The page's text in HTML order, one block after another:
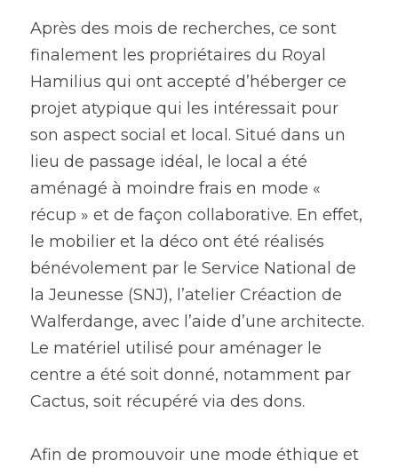
Après des mois de recherches, ce sont
finalement les propriétaires du Royal
Hamilius qui ont accepté d’héberger ce
projet atypique qui les intéressait pour
son aspect social et local. Situé dans un
lieu de passage idéal, le local a été
aménagé à moindre frais en mode «
récup » et de façon collaborative. En effet,
le mobilier et la déco ont été réalisés
bénévolement par le Service National de
la Jeunesse (SNJ), l’atelier Créaction de
Walferdange, avec l’aide d’une architecte.
Le matériel utilisé pour aménager le
centre a été soit donné, notamment par
Cactus, soit récupéré via des dons.
Afin de promouvoir une mode éthique et